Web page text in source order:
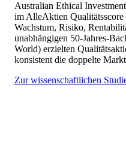
Australian Ethical
im AlleAktien
Wachstum, Risiko,
unabhängigen 50-Jahres-
World) erzielten
konsistent die doppelte
Zur wissenschaftlichen